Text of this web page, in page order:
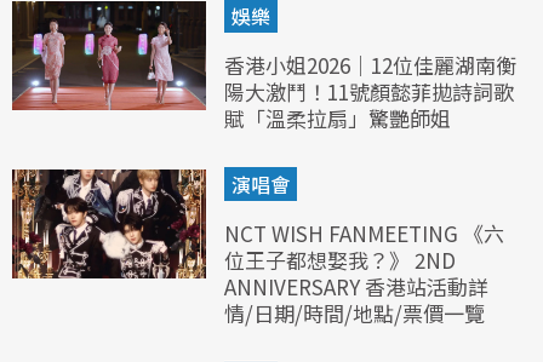
娛樂
香港小姐2026｜12位佳麗湖南衡
陽大激鬥！11號顏懿菲拋詩詞歌
賦「溫柔拉扇」驚艷師姐
演唱會
NCT WISH FANMEETING 《六
位王子都想娶我？》 2ND
ANNIVERSARY 香港站活動詳
情/日期/時間/地點/票價一覽